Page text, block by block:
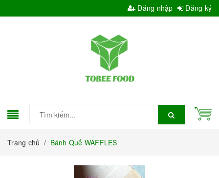
Đăng nhập Đăng ký
Trang chủ / Bánh Quế WAFFLES